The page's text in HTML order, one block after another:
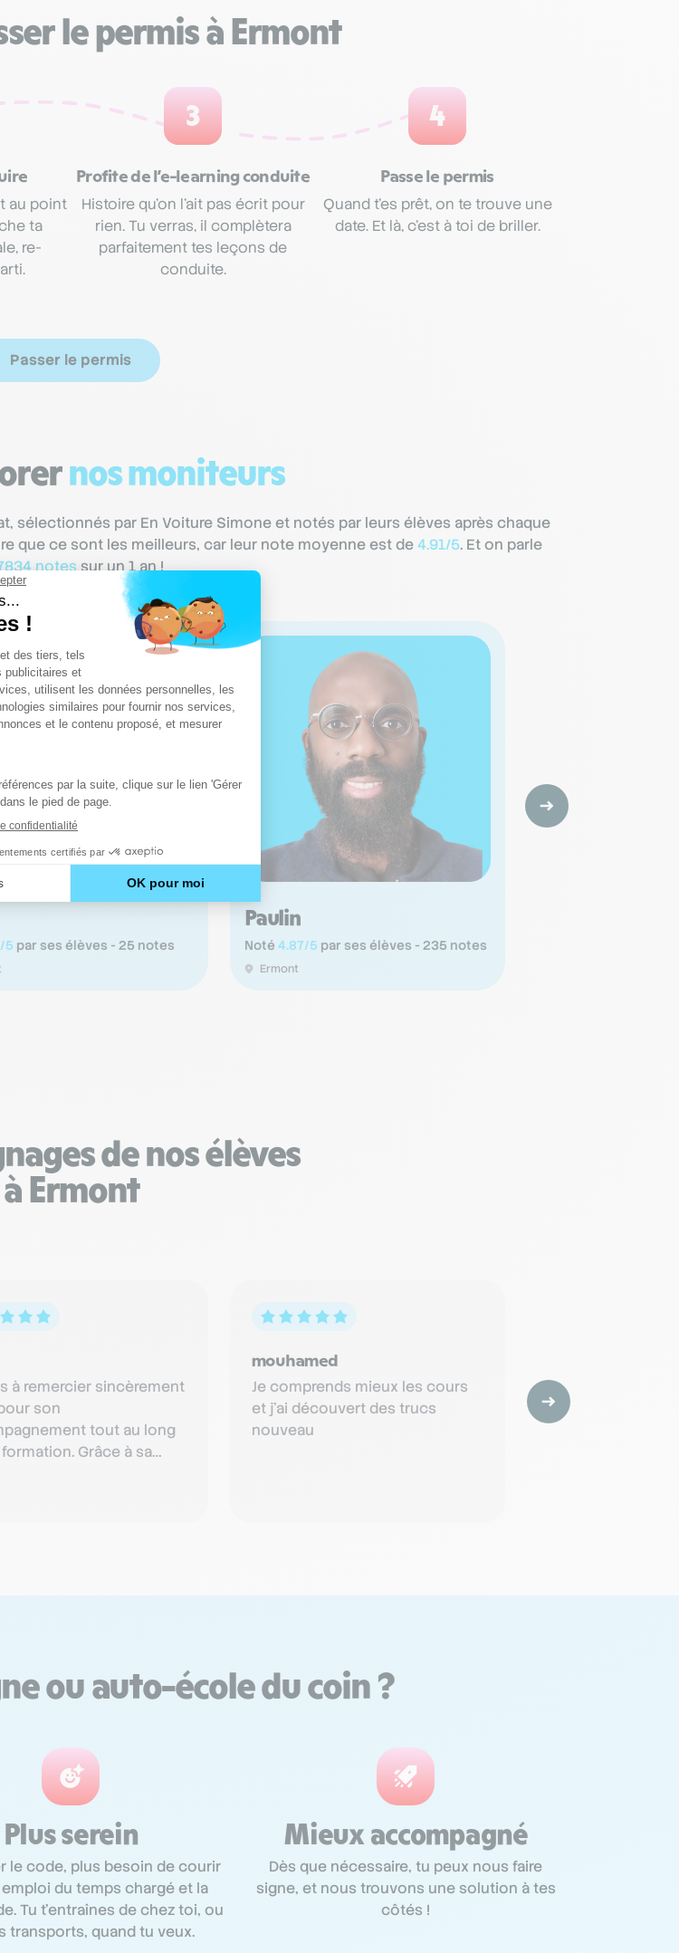
le permis à Ermont
au point
ta
re-
3
Profite de l’e-learning conduite
Histoire qu’on l’ait pas écrit pour
rien. Tu verras, il complètera
parfaitement tes leçons de
conduite.
4
Passe le permis
Quand t’es prêt, on te trouve une
date. Et là, c’est à toi de briller.
Passer le permis
nos moniteurs
sélectionnés par En Voiture Simone et notés par leurs élèves après chaque
que ce sont les meilleurs, car leur note moyenne est de4.91/5. Et on parle
notessur un 1 an !
5 par ses élèves - 25 notes
Paulin
Noté 4.87/5 par ses élèves - 235 notes
Ermont
de nos élèves
à Ermont
à remercier sincèrement
son
tout au long
Grâce à sa
mouhamed
Je comprends mieux les cours
et j'ai découvert des trucs
nouveau
Merci à Mohamed
bienveillant et de
conseil
ou auto-école du coin ?
Plus serein
le code, plus besoin de courir
du temps chargé et la
Tu t'entraînes de chez toi, ou
transports, quand tu veux.
Mieux accompagné
Dès que nécessaire, tu peux nous faire
signe, et nous trouvons une solution à tes
côtés !